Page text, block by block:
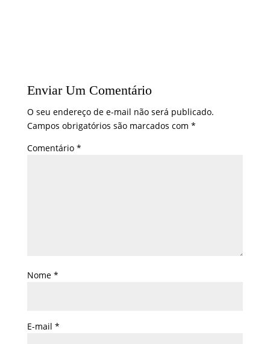
Enviar Um Comentário
O seu endereço de e-mail não será publicado.
Campos obrigatórios são marcados com *
Comentário *
Nome *
E-mail *